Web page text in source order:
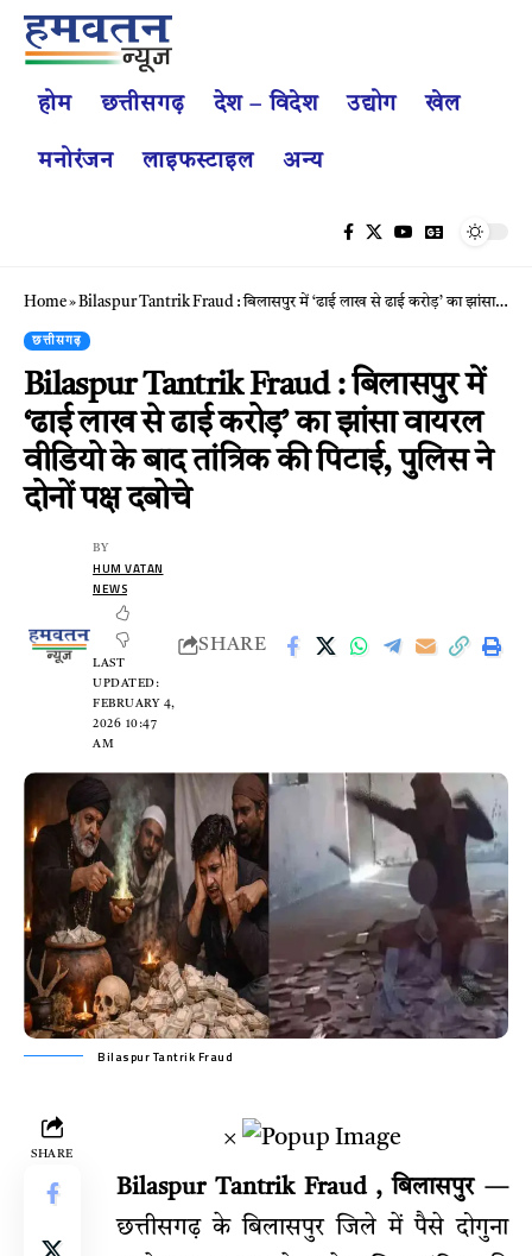
होम छत्तीसगढ़ देश – विदेश उद्योग खेल
मनोरंजन लाइफस्टाइल अन्य
Home» Bilaspur Tantrik Fraud : बिलासपुर में ‘ढाई लाख से ढाई करोड़’ का झांसा वायरल वीडियो के बाद तांत्रिक की पिटाई, पुलिस ने दोनों पक्ष दबोचे
छत्तीसगढ़
Bilaspur Tantrik Fraud : बिलासपुर में
‘ढाई लाख से ढाई करोड़’ का झांसा वायरल
वीडियो के बाद तांत्रिक की पिटाई, पुलिस ने
दोनों पक्ष दबोचे
LAST
UPDATED:
FEBRUARY 4,
2026 10:47
AM
BY
HUM VATAN
NEWS
SHARE
Bilaspur Tantrik Fraud
SHARE
×
Bilaspur Tantrik Fraud , बिलासपुर —
छत्तीसगढ़ के बिलासपुर जिले में पैसे दोगुना